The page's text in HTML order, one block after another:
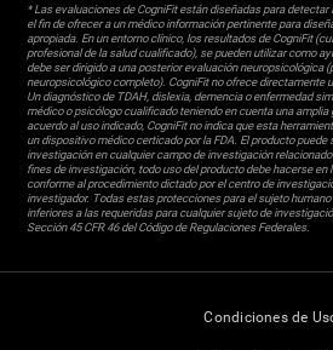
* Las evaluaciones de CogniFit están diseñadas para
el fin de ofrecer a un médico información pertinente para
apropiada. En un entorno clínico, los resultados de CogniFit
profesional de la salud cualificado), se pueden utilizar como
debe ser dirigido a una posterior evaluación neuropsicológica
neuropsicológico completo). CogniFit no ofrece directamente
Un diagnóstico de TDAH, dislexia, demencia o enfermedad
médico o psicólogo cualificado teniendo en cuenta una
acuerdo al uso indicado, CogniFit no indica que esta
un dispositivo médico certicado por la FDA. El producto
investigación en cualquier campo de investigación
fines de investigación, todo uso del producto debe hacerse
conforme al procedimiento dictado por el centro de
investigador. Todas estas protecciones para el sujeto humano
inferiores a las requeridas para cualquier sujeto de
Sección 45 CFR 46 del Código de Regulaciones Federales.
Condiciones de